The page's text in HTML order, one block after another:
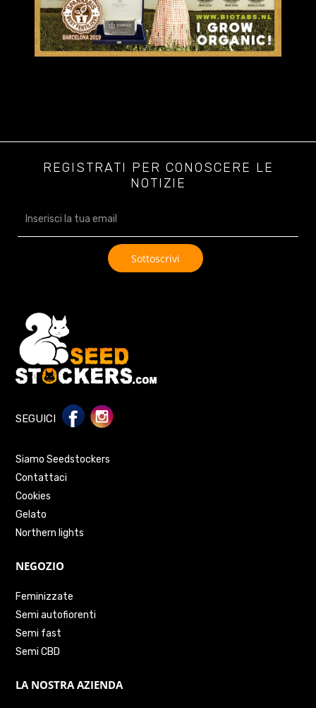
REGISTRATI PER CONOSCERE LE
NOTIZIE
SEGUICI
Siamo Seedstockers
Contattaci
Cookies
Gelato
Northern lights
NEGOZIO
Feminizzate
Semi autofiorenti
Semi fast
Semi CBD
LA NOSTRA AZIENDA